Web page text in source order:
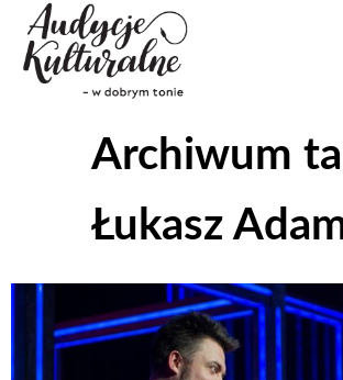
Archiwum
Łukasz
Odtwarzacz
plików
dźwiękowych